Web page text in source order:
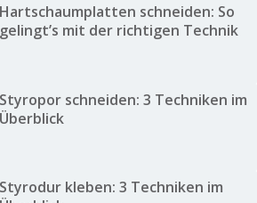
Hartschaumplatten schneiden: So
gelingt’s mit der richtigen Technik
Styropor schneiden: 3 Techniken im
Überblick
Styrodur kleben: 3 Techniken im